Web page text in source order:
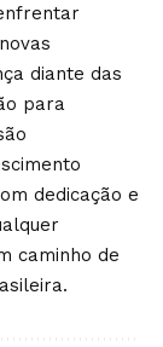
diante das
para
dedicação e
caminho de